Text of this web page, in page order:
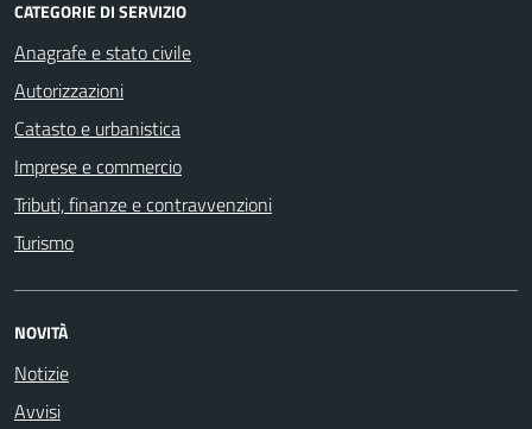
CATEGORIE DI SERVIZIO
Anagrafe e stato civile
Autorizzazioni
Catasto e urbanistica
Imprese e commercio
Tributi, finanze e contravvenzioni
Turismo
NOVITÀ
Notizie
Avvisi